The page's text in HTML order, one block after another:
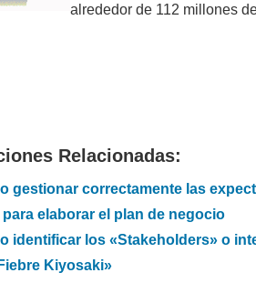
alrededor de 112 millones
Relacionadas:
gestionar correctamente las
para elaborar el plan de negocio
identificar los «Stakeholders» o
Kiyosaki»